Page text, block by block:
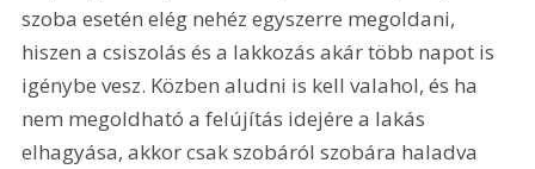
szoba esetén elég nehéz egyszerre megoldani,
hiszen a csiszolás és a lakkozás akár több napot is
igénybe vesz. Közben aludni is kell valahol, és ha
nem megoldható a felújítás idejére a lakás
elhagyása, akkor csak szobáról szobára haladva